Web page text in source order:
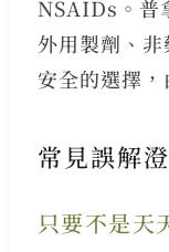
NSAIDs。普
外用製劑、
安全的選擇
常見誤解
只要不是天